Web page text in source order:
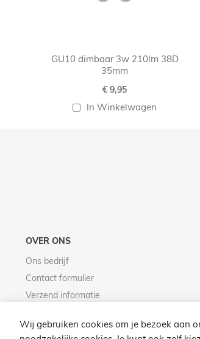
GU10 dimbaar 3w 210lm 38D
35mm
€ 9,95
In Winkelwagen
OVER ONS
Ons bedrijf
Contact formulier
Verzend informatie
Wij gebruiken cookies om je bezoek aan